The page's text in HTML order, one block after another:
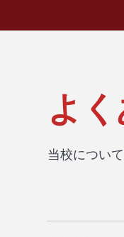
よ
当校につい